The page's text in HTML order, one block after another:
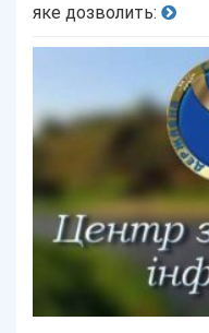
яке дозволить: